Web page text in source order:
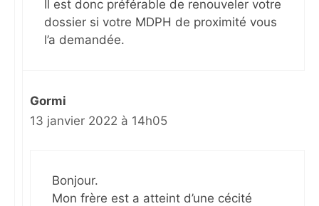
Il est donc préférable de renouveler votre
dossier si votre MDPH de proximité vous
l’a demandée.
Gormi
13 janvier 2022 à 14h05
Bonjour.
Mon frère est a atteint d’une cécité